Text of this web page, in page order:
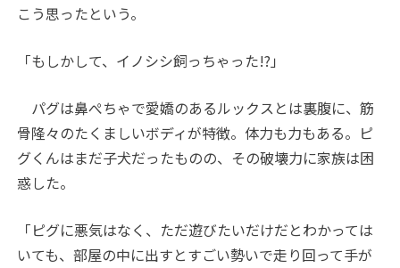
こう思ったという。
「もしかして、イノシシ飼っちゃった!?」
パグは鼻ぺちゃで愛嬌のあるルックスとは裏腹に、筋
骨隆々のたくましいボディが特徴。体力も力もある。ピ
グくんはまだ子犬だったものの、その破壊力に家族は困
惑した。
「ピグに悪気はなく、ただ遊びたいだけだとわかっては
いても、部屋の中に出すとすごい勢いで走り回って手が